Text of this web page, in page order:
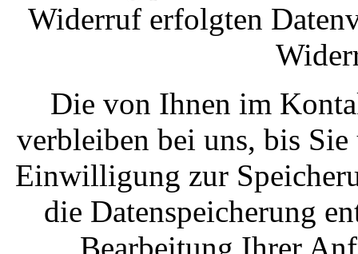
Widerruf erfolgten
Die von Ihnen im
verbleiben bei uns, bis
Einwilligung zur
die Datenspeicherung
Bearbeitung Ihrer